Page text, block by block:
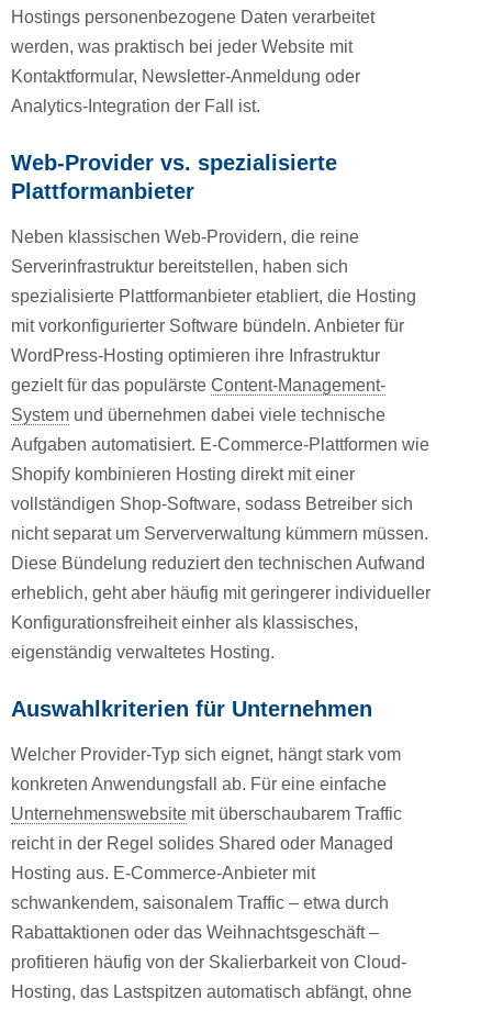
Hostings personenbezogene Daten verarbeitet
werden, was praktisch bei jeder Website mit
Kontaktformular, Newsletter-Anmeldung oder
Analytics-Integration der Fall ist.
Web-Provider vs. spezialisierte
Plattformanbieter
Neben klassischen Web-Providern, die reine
Serverinfrastruktur bereitstellen, haben sich
spezialisierte Plattformanbieter etabliert, die Hosting
mit vorkonfigurierter Software bündeln. Anbieter für
WordPress-Hosting optimieren ihre Infrastruktur
gezielt für das populärste Content-Management-
System und übernehmen dabei viele technische
Aufgaben automatisiert. E-Commerce-Plattformen wie
Shopify kombinieren Hosting direkt mit einer
vollständigen Shop-Software, sodass Betreiber sich
nicht separat um Serververwaltung kümmern müssen.
Diese Bündelung reduziert den technischen Aufwand
erheblich, geht aber häufig mit geringerer individueller
Konfigurationsfreiheit einher als klassisches,
eigenständig verwaltetes Hosting.
Auswahlkriterien für Unternehmen
Welcher Provider-Typ sich eignet, hängt stark vom
konkreten Anwendungsfall ab. Für eine einfache
Unternehmenswebsite mit überschaubarem Traffic
reicht in der Regel solides Shared oder Managed
Hosting aus. E-Commerce-Anbieter mit
schwankendem, saisonalem Traffic – etwa durch
Rabattaktionen oder das Weihnachtsgeschäft –
profitieren häufig von der Skalierbarkeit von Cloud-
Hosting, das Lastspitzen automatisch abfängt, ohne